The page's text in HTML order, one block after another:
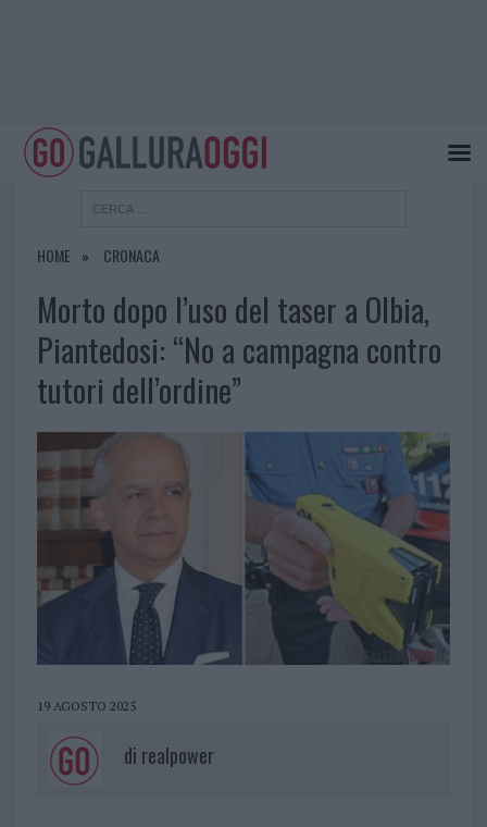
HOME CRONACA
Morto dopo l’uso del taser a Olbia,
Piantedosi: “No a campagna contro
tutori dell’ordine”
19 AGOSTO 2025
di realpower